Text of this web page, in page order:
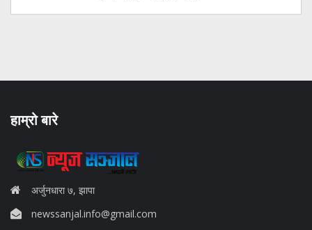
हाम्रो बारे
अर्जुनधारा ७, झापा
newssanjal.info@gmail.com